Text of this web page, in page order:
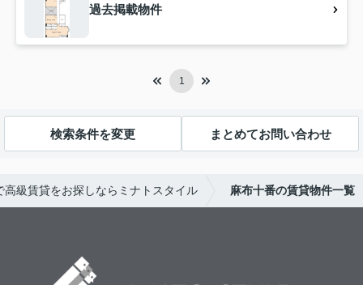
過去掲載物件
1
検索条件を変更 まとめてお問い合わせ
高級賃貸をお探しならミナトスタイル 麻布十番の賃貸物件一覧